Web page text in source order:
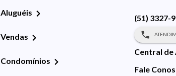
Aluguéis
Vendas
Condomínios
(51) 3327-
Central de
Fale